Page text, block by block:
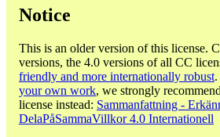
Notice
This is an older version of this license.
versions, the 4.0 versions of all CC
friendly and more internationally robust
your own work, we strongly
license instead: Sammanfattning -
DelaPåSammaVillkor 4.0 Internationell